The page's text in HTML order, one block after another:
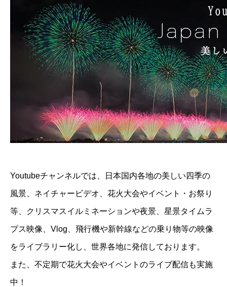
Youtubeチャンネルでは、日本国内各地の美しい四季の
風景、ネイチャービデオ、花火大会やイベント・お祭り
等、クリスマスイルミネーションや夜景、星景タイムラ
プス映像、Vlog、飛行機や新幹線などの乗り物等の映像
をライブラリー化し、世界各地に発信しております。
また、不定期で花火大会やイベントのライブ配信も実施
中！